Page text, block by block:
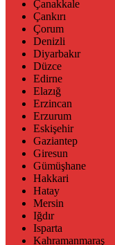
Çanakkale
Çankırı
Çorum
Denizli
Diyarbakır
Düzce
Edirne
Elazığ
Erzincan
Erzurum
Eskişehir
Gaziantep
Giresun
Gümüşhane
Hakkari
Hatay
Mersin
Iğdır
Isparta
Kahramanmaraş